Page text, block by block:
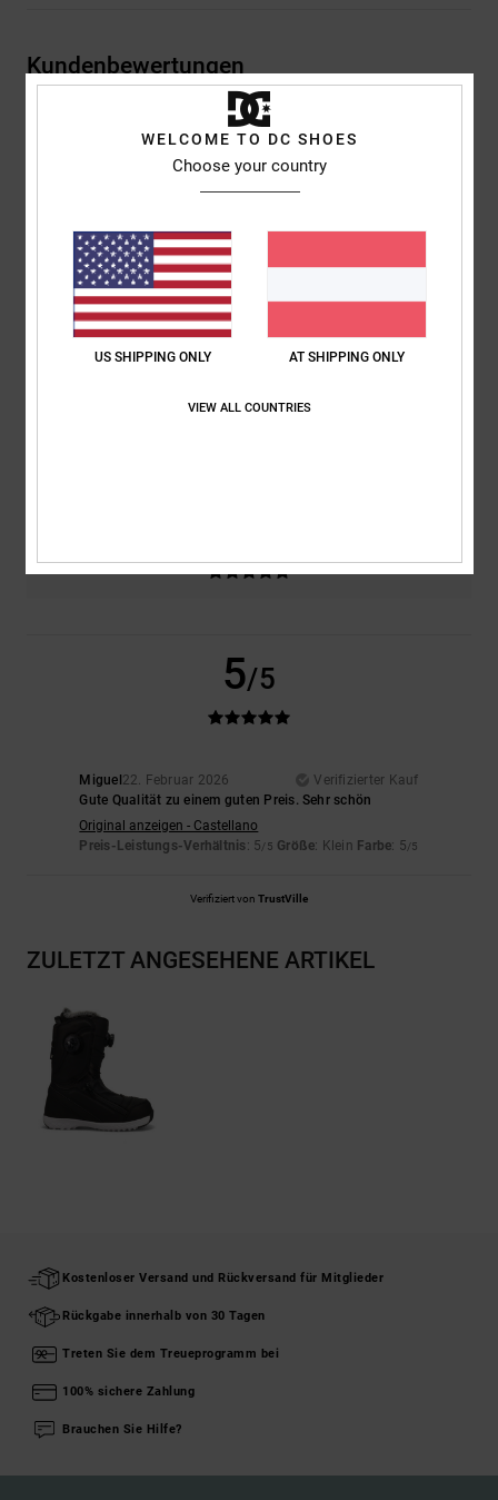
Kundenbewertungen
Durchschnittliche Bewertung
5.0
basierend auf 1 verifizierten Bewertungen
0% unserer Kunden empfehlen dieses Produkt
Komfort
Preis-Leistungs-Verhältnis
5/5
Miguel 22. Februar 2026
Verifizierter Kauf
Gute Qualität zu einem guten Preis. Sehr schön
Original anzeigen - Castellano
Preis-Leistungs-Verhältnis: 5/5 Größe: Klein Farbe: 5/5
Verifiziert von TrustVille
ZULETZT ANGESEHENE ARTIKEL
Kostenloser Versand und Rückversand für Mitglieder
Rückgabe innerhalb von 30 Tagen
Treten Sie dem Treueprogramm bei
100% sichere Zahlung
Brauchen Sie Hilfe?
WELCOME TO DC SHOES
Choose your country
US SHIPPING ONLY AT SHIPPING ONLY
VIEW ALL COUNTRIES